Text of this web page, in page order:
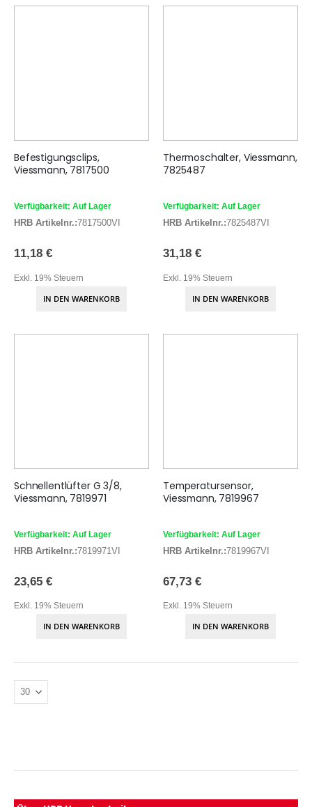
Befestigungsclips,
Viessmann, 7817500
Verfügbarkeit: Auf Lager
HRB Artikelnr.:7817500VI
11,18 €
Exkl. 19% Steuern
IN DEN WARENKORB
Thermoschalter, Viessmann,
7825487
Verfügbarkeit: Auf Lager
HRB Artikelnr.:7825487VI
31,18 €
Exkl. 19% Steuern
IN DEN WARENKORB
Schnellentlüfter G 3/8,
Viessmann, 7819971
Verfügbarkeit: Auf Lager
HRB Artikelnr.:7819971VI
23,65 €
Exkl. 19% Steuern
IN DEN WARENKORB
Temperatursensor,
Viessmann, 7819967
Verfügbarkeit: Auf Lager
HRB Artikelnr.:7819967VI
67,73 €
Exkl. 19% Steuern
IN DEN WARENKORB